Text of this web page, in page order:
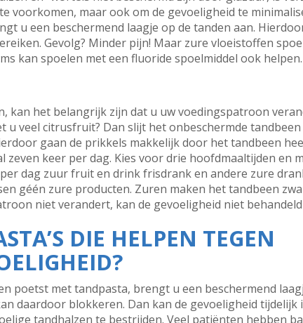
voorkomen, maar ook om de gevoeligheid te
u een beschermend laagje op de tanden aan.
Gevolg? Minder pijn! Maar zure vloeistoffen
kan spoelen met een fluoride spoelmiddel ook
kan het belangrijk zijn dat u uw voedingspatroon
veel citrusfruit? Dan slijt het onbeschermde
gaan de prikkels makkelijk door het tandbeen
keer per dag. Kies voor drie hoofdmaaltijden en
dag zuur fruit en drink frisdrank en andere zure
géén zure producten. Zuren maken het tandbeen
niet verandert, kan de gevoeligheid niet
DIE HELPEN TEGEN
poetst met tandpasta, brengt u een beschermend
daardoor blokkeren. Dan kan de gevoeligheid tijdelijk
tandhalzen te bestrijden. Veel patiënten hebben